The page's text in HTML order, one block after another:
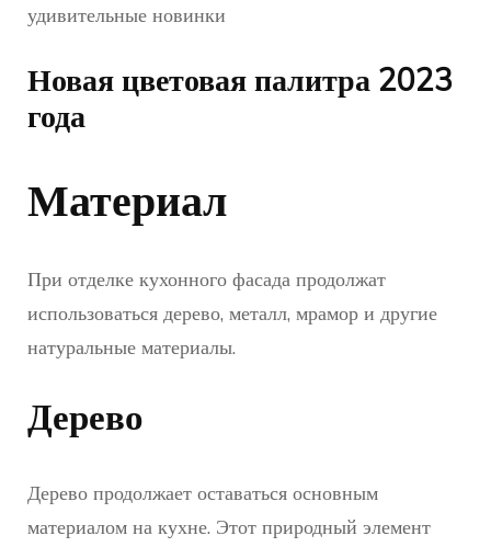
Новая цветовая палитра 2023
года
Материал
При отделке кухонного фасада продолжат
использоваться дерево, металл, мрамор и другие
натуральные материалы.
Дерево
Дерево продолжает оставаться основным
материалом на кухне. Этот природный элемент